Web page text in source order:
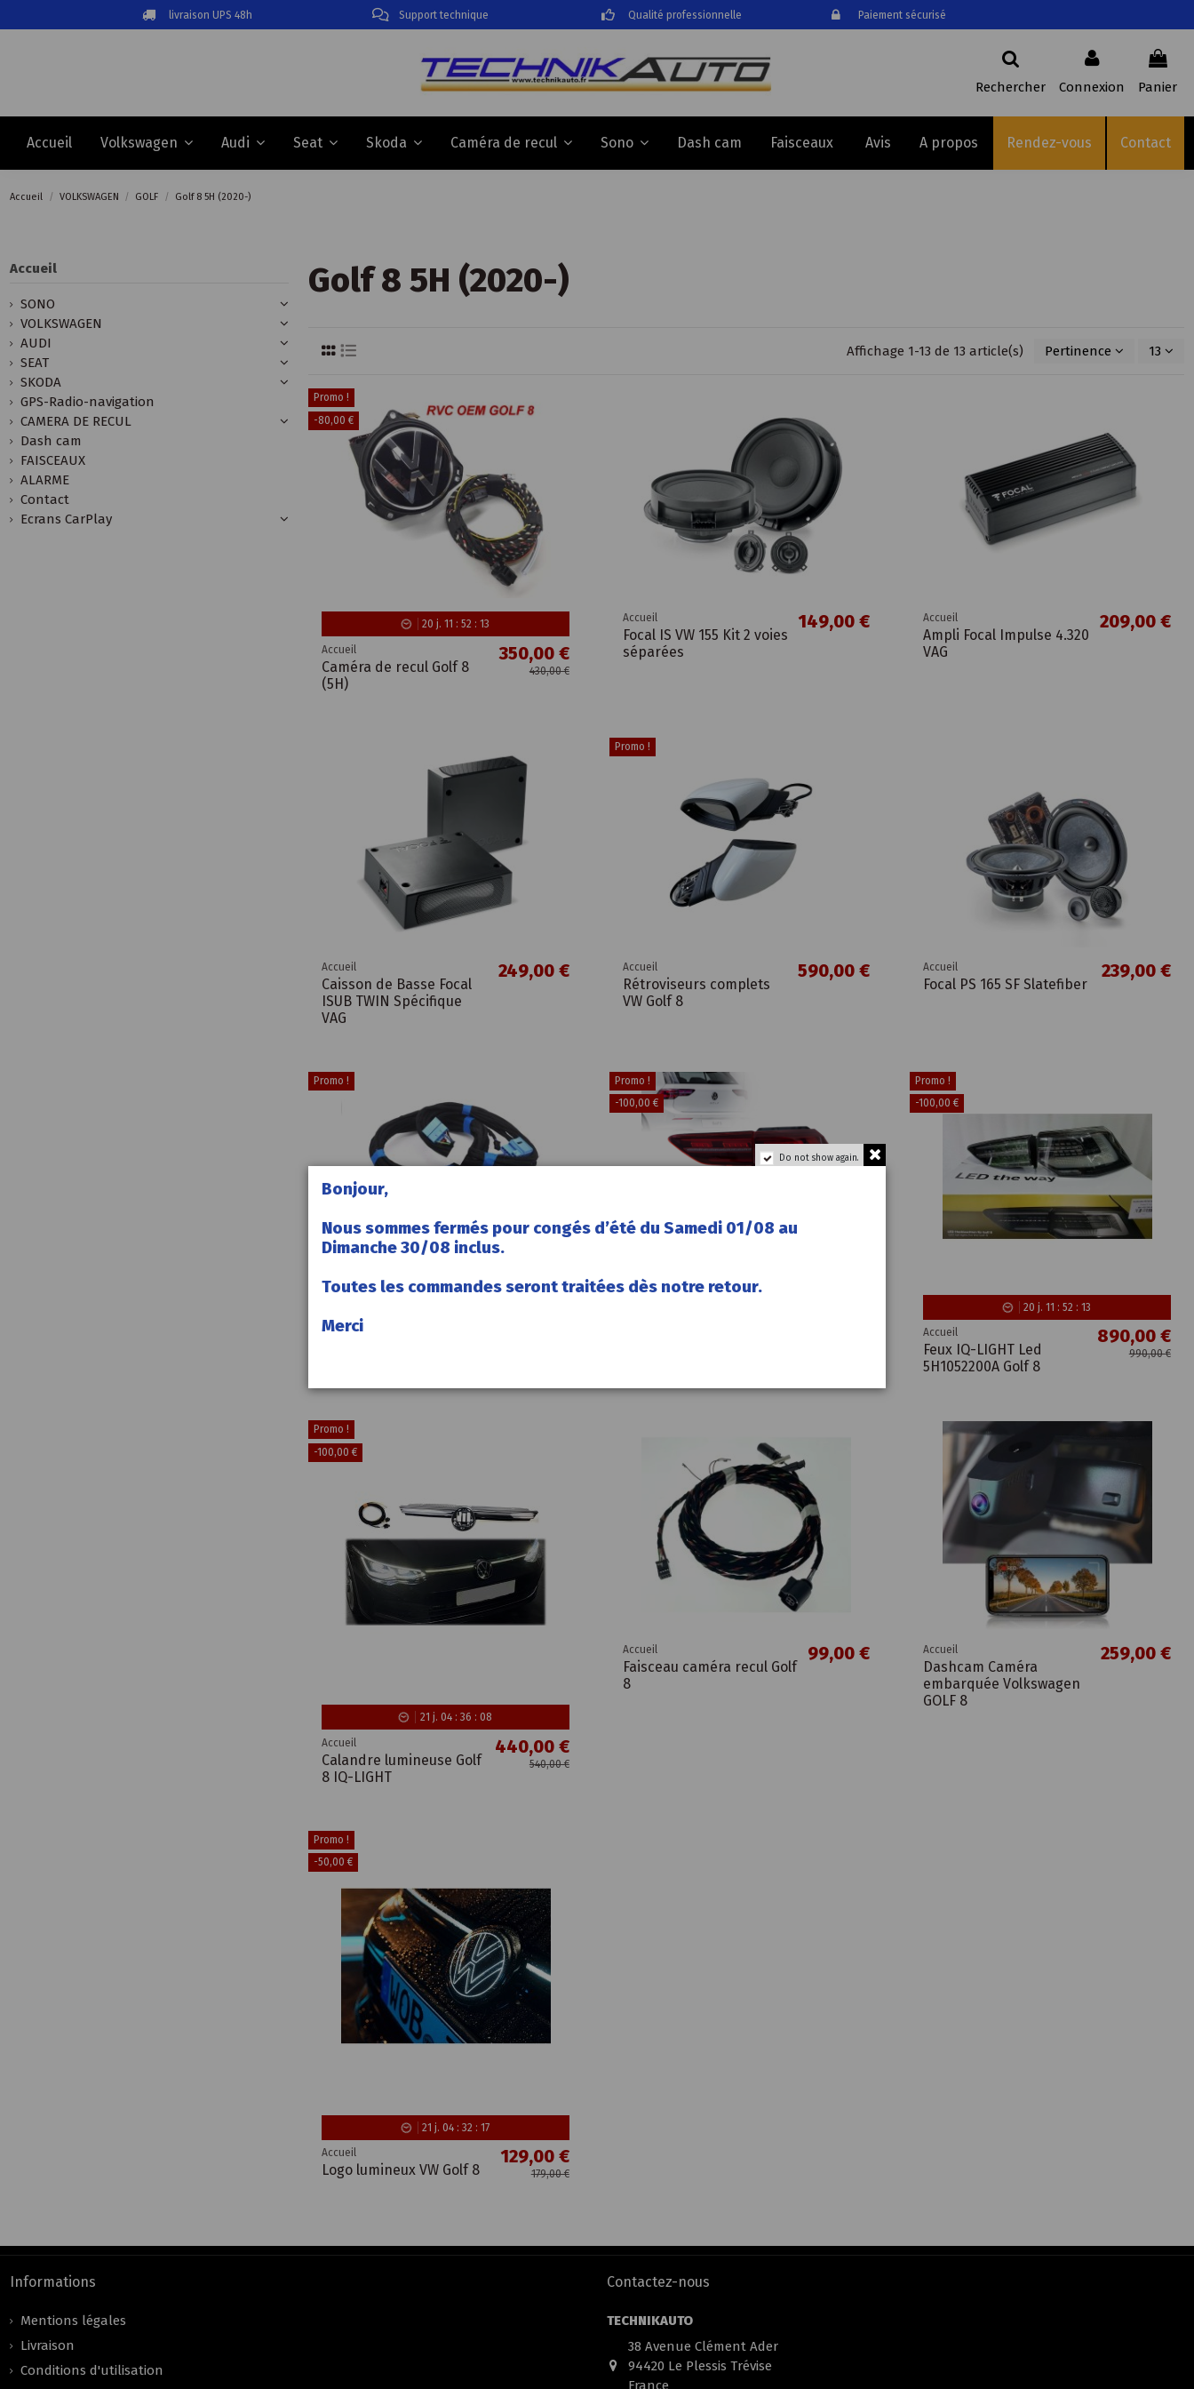
livraison UPS 48h Support technique Qualité professionnelle Paiement sécurisé
Rechercher Connexion Panier
Accueil Volkswagen Audi Seat Skoda Caméra de recul Sono Dash cam Faisceaux Contact
Rendez-vous
A propos
Avis
Accueil VOLKSWAGEN GOLF Golf 8 5H (2020-)
Golf 8 5H (2020-)
Affichage 1-13 de 13 article(s) Pertinence 13
Promo !
-80,00 €
20 j. 11 :52 :12
Accueil
Caméra de recul Golf 8
(5H)
350,00 €
430,00 €
Accueil
Focal IS VW 155 Kit 2 voies
séparées
149,00 € Accueil
Ampli Focal Impulse 4.320
VAG
209,00 €
Accueil
Caisson de Basse Focal
ISUB TWIN Spécifique
VAG
249,00 €
Promo !
Accueil
Rétroviseurs complets
VW Golf 8
590,00 € Accueil
Focal PS 165 SF Slatefiber
239,00 €
Promo !
Adaptateurs feux AR IQ-
LIGHT Golf 8
Promo !
-100,00 €
Promo !
-100,00 €
20 j. 11 :52 :12
Accueil
Feux IQ-LIGHT Led
5H1052200A Golf 8
890,00 €
990,00 €
Promo !
-100,00 €
21 j. 04 :36 :07
Accueil
Calandre lumineuse Golf
8 IQ-LIGHT
440,00 €
540,00 €
Accueil
Faisceau caméra recul Golf
8
99,00 € Accueil
Dashcam Caméra
embarquée Volkswagen
GOLF 8
259,00 €
Promo !
-50,00 €
21 j. 04: 32 : 16
Accueil
Logo lumineux VW Golf 8
129,00 €
179,00 €
Accueil
SONO
VOLKSWAGEN
AUDI
SEAT
SKODA
GPS-Radio-navigation
CAMERA DE RECUL
Dash cam
FAISCEAUX
ALARME
Contact
Ecrans CarPlay
Informations
Mentions légales
Livraison
Conditions d'utilisation
Contactez-nous
TECHNIKAUTO
38 Avenue Clément Ader
94420 Le Plessis Trévise
France
Do not show again.
Bonjour,
Nous sommes fermés pour congés d’été du Samedi 01/08 au
Dimanche 30/08 inclus.
Toutes les commandes seront traitées dès notre retour.
Merci